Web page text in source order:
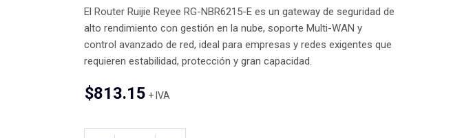
El Router Ruijie Reyee RG-NBR6215-E es un gateway de seguridad de
alto rendimiento con gestión en la nube, soporte Multi-WAN y
control avanzado de red, ideal para empresas y redes exigentes que
requieren estabilidad, protección y gran capacidad.
$813.15 + IVA